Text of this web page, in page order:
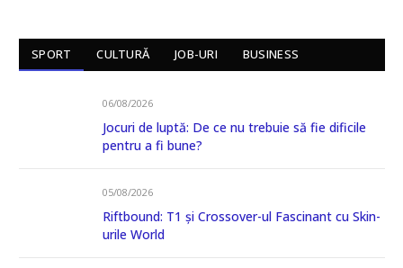
SPORT CULTURĂ JOB-URI BUSINESS
06/08/2026
Jocuri de luptă: De ce nu trebuie să fie dificile
pentru a fi bune?
05/08/2026
Riftbound: T1 și Crossover-ul Fascinant cu Skin-
urile World